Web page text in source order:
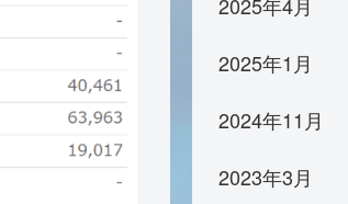
2025年4月
2025年1月
2024年11月
2023年3月